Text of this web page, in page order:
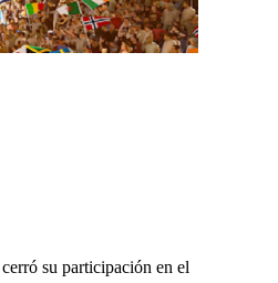
su participación en el